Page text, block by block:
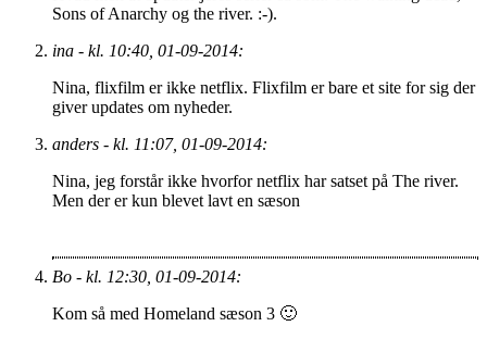
Sons of Anarchy og the river. :-).
ina - kl. 10:40, 01-09-2014:
Nina, flixfilm er ikke netflix. Flixfilm er bare et site for sig der
giver updates om nyheder.
anders - kl. 11:07, 01-09-2014:
Nina, jeg forstår ikke hvorfor netflix har satset på The river.
Men der er kun blevet lavt en sæson
Bo - kl. 12:30, 01-09-2014:
Kom så med Homeland sæson 3 🙂